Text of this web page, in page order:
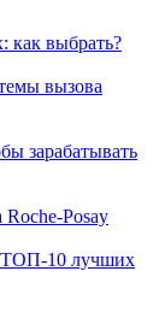
как выбрать?
вызова
зарабатывать
Roche-Posay
ТОП-10 лучших